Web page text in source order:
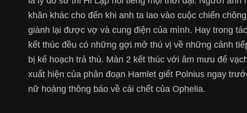
khăn khác cho đến khi anh ta lao vào cuộc chiến
giành lại được vợ và cung điện của mình. Hay trong
kết thúc đều có những gợi mở thú vị về những cảnh
bị kế hoạch trả thù. Màn 2 kết thúc với âm mưu để
xuất hiện của phân đoạn Hamlet giết Polnius ngay
nữ hoàng thông báo về cái chết của Ophelia.